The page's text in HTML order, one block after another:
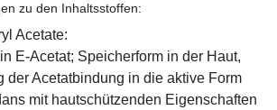
zu den Inhaltsstoffen:
Acetate:
E-Acetat; Speicherform in der Haut,
der Acetatbindung in die aktive Form
mit hautschützenden Eigenschaften